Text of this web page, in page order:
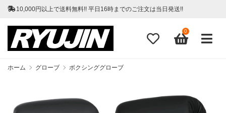
10,000円以上で送料無料!! 平日16時までのご注文は当日発送!!
0
ホーム グローブ ボクシンググローブ